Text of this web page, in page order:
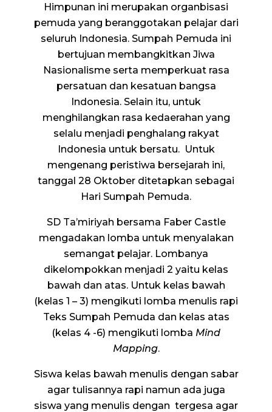
Himpunan ini merupakan organbisasi
pemuda yang beranggotakan pelajar dari
seluruh Indonesia. Sumpah Pemuda ini
bertujuan membangkitkan Jiwa
Nasionalisme serta memperkuat rasa
persatuan dan kesatuan bangsa
Indonesia. Selain itu, untuk
menghilangkan rasa kedaerahan yang
selalu menjadi penghalang rakyat
Indonesia untuk bersatu. Untuk
mengenang peristiwa bersejarah ini,
tanggal 28 Oktober ditetapkan sebagai
Hari Sumpah Pemuda.
SD Ta’miriyah bersama Faber Castle
mengadakan lomba untuk menyalakan
semangat pelajar. Lombanya
dikelompokkan menjadi 2 yaitu kelas
bawah dan atas. Untuk kelas bawah
(kelas 1 – 3) mengikuti lomba menulis rapi
Teks Sumpah Pemuda dan kelas atas
(kelas 4 -6) mengikuti lomba Mind
Mapping.
Siswa kelas bawah menulis dengan sabar
agar tulisannya rapi namun ada juga
siswa yang menulis dengan tergesa agar